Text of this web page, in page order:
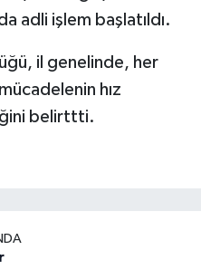
adli işlem başlatıldı.
il genelinde, her
hız
belirttti.